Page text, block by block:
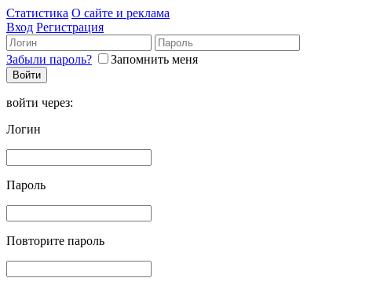
Статистика О сайте и реклама
Вход Регистрация
Забыли пароль? Запомнить меня
войти через:
Логин
Пароль
Повторите пароль